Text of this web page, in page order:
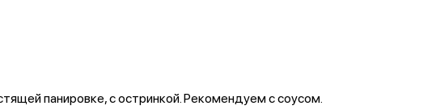
панировке, с остринкой. Рекомендуем с соусом.